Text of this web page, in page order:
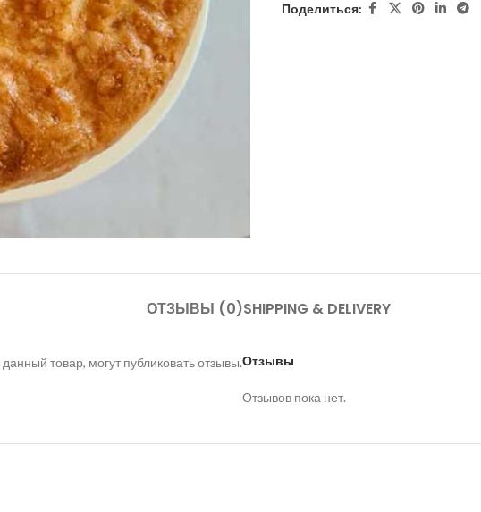
Поделиться:
ОТЗЫВЫ (0)SHIPPING & DELIVERY
Отзывы
Отзывов пока нет.
товар, могут публиковать отзывы.